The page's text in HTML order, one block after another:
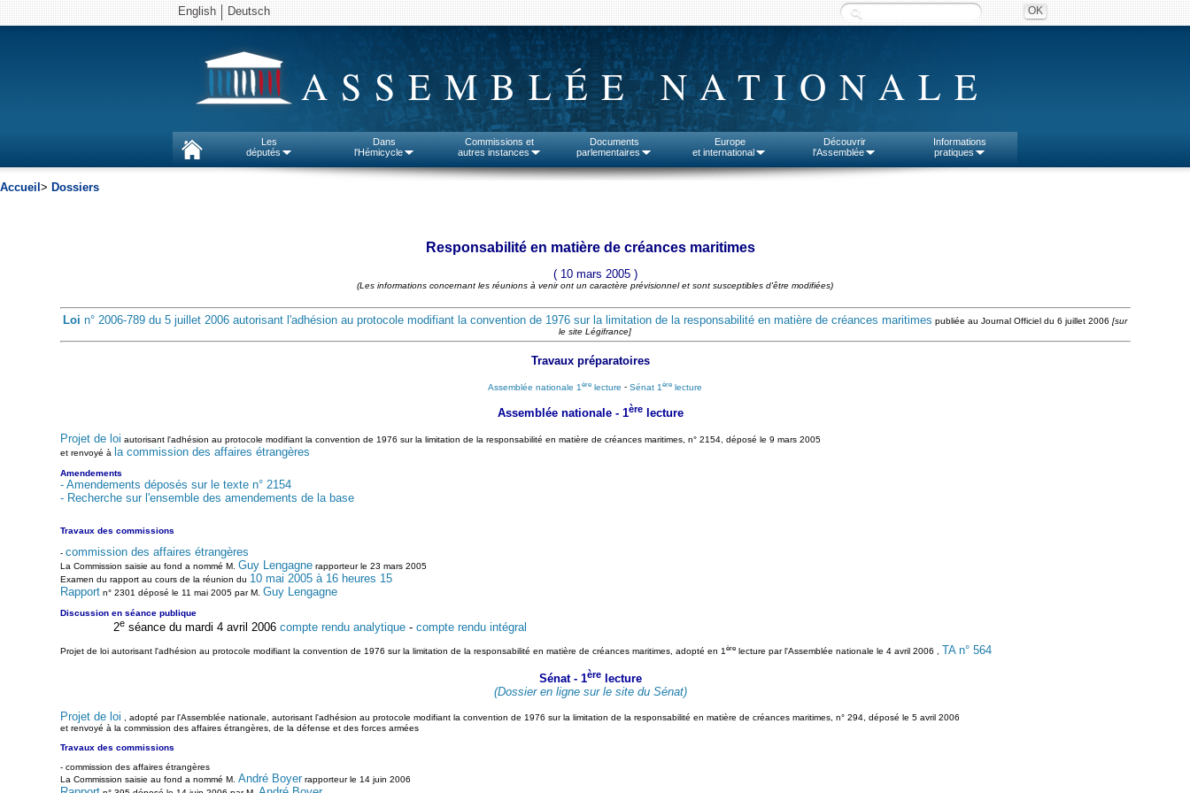
English Deutsch
ASSEMBLÉE NATIONALE
Les
députés
Dans
l'Hémicycle
Commissions et
autres instances
Documents
parlementaires
Europe
et international
Découvrir
l'Assemblée
Informations
pratiques
Accueil > Dossiers
Responsabilité en matière de créances maritimes
( 10 mars 2005 )
(Les informations concernant les réunions à venir ont un caractère prévisionnel et sont susceptibles d'être modifiées)
Loi n° 2006-789 du 5 juillet 2006 autorisant l'adhésion au protocole modifiant la convention de 1976 sur la limitation de la responsabilité en matière de créances maritimes publiée au Journal Officiel du 6 juillet 2006 [sur
le site Légifrance]
Travaux préparatoires
Assemblée nationale 1 ère lecture - Sénat 1 ère lecture
Assemblée nationale - 1ère
lecture
Projet de loi autorisant l'adhésion au protocole modifiant la convention de 1976 sur la limitation de la responsabilité en matière de créances maritimes, n° 2154, déposé le 9 mars 2005
et renvoyé à la commission des affaires étrangères
Amendements
- Amendements déposés sur le texte n° 2154
- Recherche sur l'ensemble des amendements de la base
Travaux des commissions
- commission des affaires étrangères
La Commission saisie au fond a nommé M. Guy Lengagnerapporteur le 23 mars 2005
Examen du rapport au cours de la réunion du 10 mai 2005 à 16 heures 15
Rapportn° 2301 déposé le 11 mai 2005 par M. Guy Lengagne
Discussion en séance publique
2e séance du mardi 4 avril 2006 compte rendu analytique - compte rendu intégral
Projet de loi autorisant l'adhésion au protocole modifiant la convention de 1976 sur la limitation de la responsabilité en matière de créances maritimes, adopté en 1èrelecture par l'Assemblée nationale le 4 avril 2006 , TA n° 564
Sénat - 1ère
lecture
(Dossier en ligne sur le site du Sénat)
Projet de loi , adopté par l'Assemblée nationale, autorisant l'adhésion au protocole modifiant la convention de 1976 sur la limitation de la responsabilité en matière de créances maritimes, n° 294, déposé le 5 avril 2006
et renvoyé à la commission des affaires étrangères, de la défense et des forces armées
Travaux des commissions
- commission des affaires étrangères
La Commission saisie au fond a nommé M. André Boyerrapporteur le 14 juin 2006